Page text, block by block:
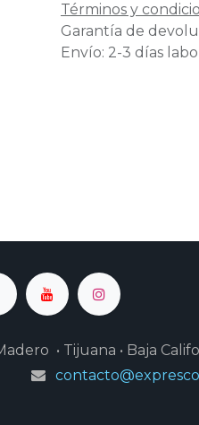
Términos y
Garantía de
Envío: 2-3 días
• Tijuana • Baja